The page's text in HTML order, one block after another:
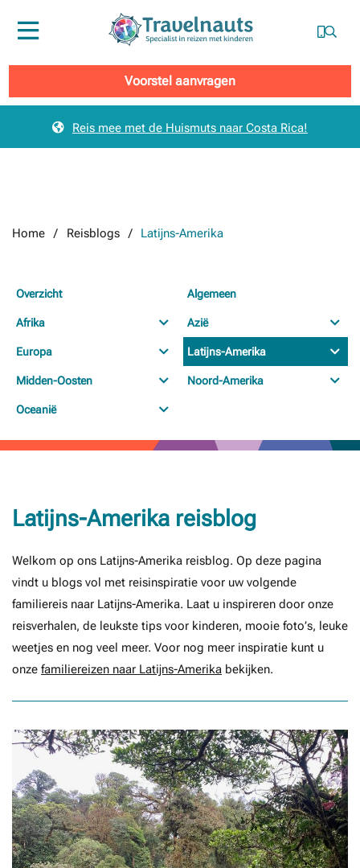
Voorstel aanvragen
Reis mee met de Huismuts naar Costa Rica!
Home Reisblogs Latijns-Amerika
Overzicht Algemeen
Afrika Azië
Europa Latijns-Amerika
Midden-Oosten Noord-Amerika
Oceanië
Latijns-Amerika reisblog
Welkom op ons Latijns-Amerika reisblog. Op deze pagina
vindt u blogs vol met reisinspiratie voor uw volgende
familiereis naar Latijns-Amerika. Laat u inspireren door onze
reisverhalen, de leukste tips voor kinderen, mooie foto’s, leuke
weetjes en nog veel meer. Voor nog meer inspiratie kunt u
onze familiereizen naar Latijns-Amerika bekijken.